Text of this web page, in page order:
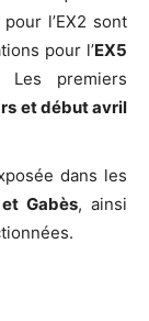
l’EX2 sont
pour l’EX5
Les premiers
et début avril
dans les
Gabès, ainsi